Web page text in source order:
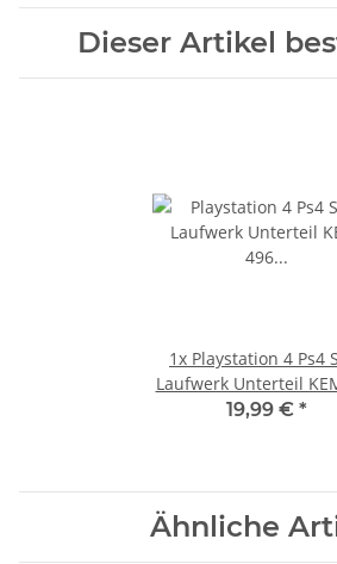
Dieser Artikel
1x Playstation 4 Ps4
Laufwerk Unterteil
CUH-2016B - KLD-
19,99 € *
Ähnliche